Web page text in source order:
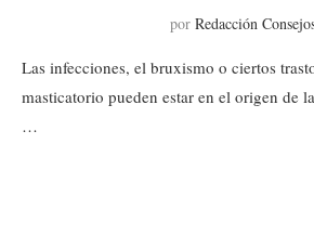
por Redacción
Las infecciones, el bruxismo o ciertos
masticatorio pueden estar en el origen de
…